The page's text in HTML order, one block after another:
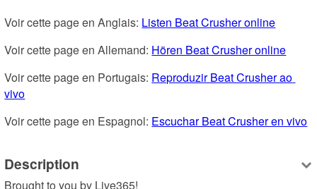
Voir cette page en Anglais: Listen Beat Crusher online
Voir cette page en Allemand: Hören Beat Crusher online
Voir cette page en Portugais: Reproduzir Beat Crusher ao
vivo
Voir cette page en Espagnol: Escuchar Beat Crusher en vivo
Description
Brought to you by Live365!